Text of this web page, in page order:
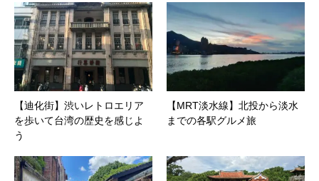
【迪化街】渋いレトロエリア
を歩いて台湾の歴史を感じよ
う
【MRT淡水線】北投から淡水
までの各駅グルメ旅